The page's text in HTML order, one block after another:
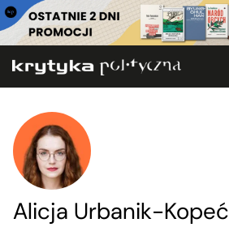
Alicja Urbanik-Kopeć